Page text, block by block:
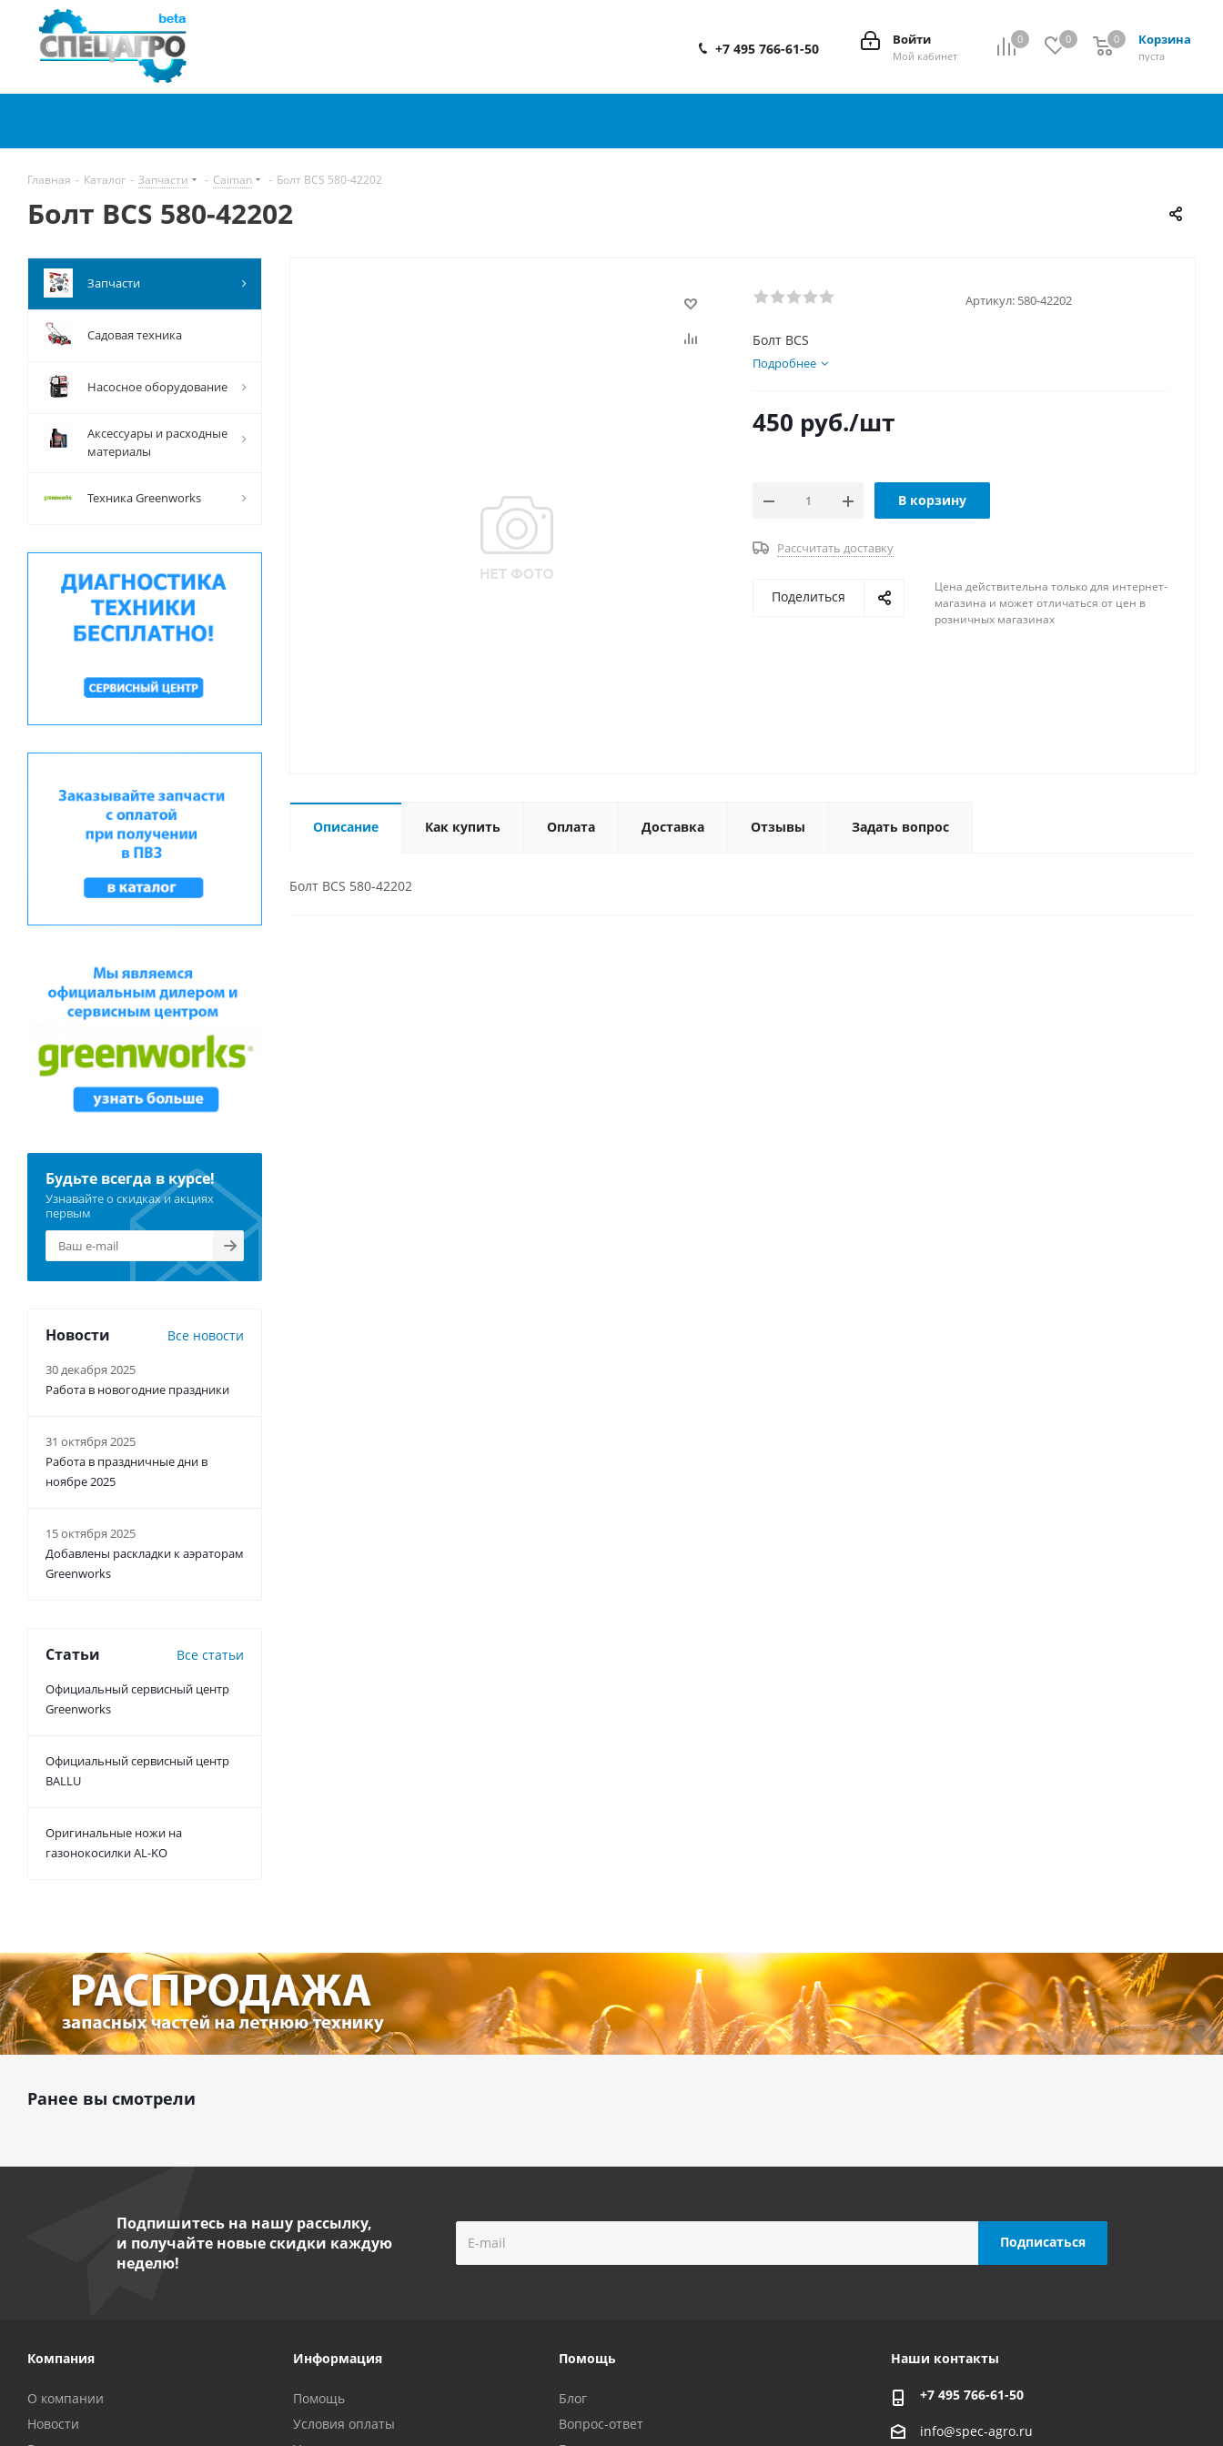
0 0 Корзина
0
пуста
0
Войти
Мой кабинет
+7 495 766-61-50
Главная - Каталог - Запчасти - Caiman - Болт BCS 580-42202
Болт BCS 580-42202
Артикул: 580-42202
Болт BCS
Подробнее
450 руб./шт
В корзину
Рассчитать доставку
Поделиться
Цена действительна только для интернет-
магазина и может отличаться от цен в
розничных магазинах
Описание Как купить Оплата Доставка Отзывы Задать вопрос
Болт BCS 580-42202
Запчасти
Садовая техника
Насосное оборудование
Аксессуары и расходные
материалы
Техника Greenworks
Будьте всегда в курсе!
Узнавайте о скидках и акциях
первым
Новости Все новости
30 декабря 2025
Работа в новогодние праздники
31 октября 2025
Работа в праздничные дни в
ноябре 2025
15 октября 2025
Добавлены раскладки к аэраторам
Greenworks
Статьи Все статьи
Официальный сервисный центр
Greenworks
Официальный сервисный центр
BALLU
Оригинальные ножи на
газонокосилки AL-KO
Ранее вы смотрели
Подпишитесь на нашу рассылку,
и получайте новые скидки каждую
неделю!
Компания
О компании
Новости
Информация
Помощь
Условия оплаты
Помощь
Блог
Вопрос-ответ
Наши контакты
+7 495 766-61-50
info@spec-agro.ru